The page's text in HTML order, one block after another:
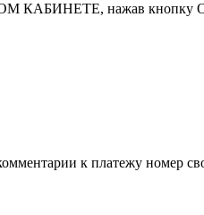
нажав кнопку Оплатить
к платежу номер